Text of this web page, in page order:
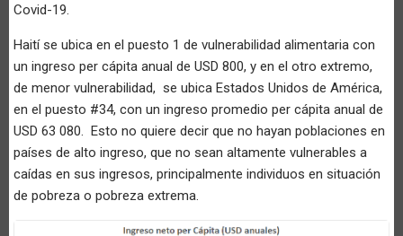
Covid-19.
Haití se ubica en el puesto 1 de vulnerabilidad alimentaria con
un ingreso per cápita anual de USD 800, y en el otro extremo,
de menor vulnerabilidad, se ubica Estados Unidos de América,
en el puesto #34, con un ingreso promedio per cápita anual de
USD 63 080. Esto no quiere decir que no hayan poblaciones en
países de alto ingreso, que no sean altamente vulnerables a
caídas en sus ingresos, principalmente individuos en situación
de pobreza o pobreza extrema.